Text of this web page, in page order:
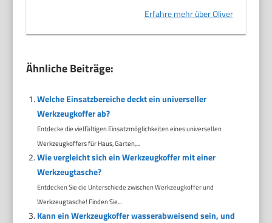
Erfahre mehr über Oliver
Ähnliche Beiträge:
Welche Einsatzbereiche deckt ein universeller
Werkzeugkoffer ab?
Entdecke die vielfältigen Einsatzmöglichkeiten eines universellen
Werkzeugkoffers für Haus, Garten,...
Wie vergleicht sich ein Werkzeugkoffer mit einer
Werkzeugtasche?
Entdecken Sie die Unterschiede zwischen Werkzeugkoffer und
Werkzeugtasche! Finden Sie...
Kann ein Werkzeugkoffer wasserabweisend sein, und